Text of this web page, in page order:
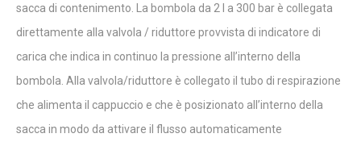
sacca di contenimento. La bombola da 2 l a 300 bar è collegata
direttamente alla valvola / riduttore provvista di indicatore di
carica che indica in continuo la pressione all’interno della
bombola. Alla valvola/riduttore è collegato il tubo di respirazione
che alimenta il cappuccio e che è posizionato all’interno della
sacca in modo da attivare il flusso automaticamente